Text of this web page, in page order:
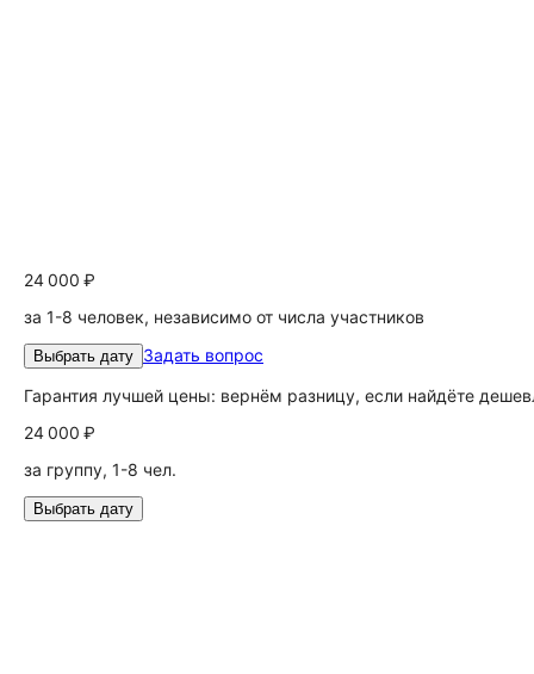
24 000 ₽
за 1-8 человек, независимо от числа участников
Выбрать дату Задать вопрос
Гарантия лучшей цены: вернём разницу, если найдёте
24 000 ₽
за группу, 1-8 чел.
Выбрать дату